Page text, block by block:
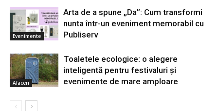
Evenimente
Arta de a spune „Da”: Cum transformi
nunta într-un eveniment memorabil cu
Publiserv
Afaceri
Toaletele ecologice: o alegere
inteligentă pentru festivaluri și
evenimente de mare amploare